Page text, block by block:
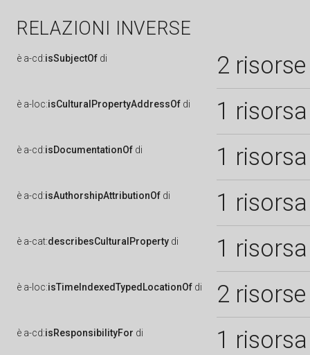
RELAZIONI INVERSE
è a-cd:isSubjectOf di 2 risorse
è a-loc:isCulturalPropertyAddressOf di 1 risorsa
è a-cd:isDocumentationOf di 1 risorsa
è a-cd:isAuthorshipAttributionOf di 1 risorsa
è a-cat:describesCulturalProperty di 1 risorsa
è a-loc:isTimeIndexedTypedLocationOf di 2 risorse
è a-cd:isResponsibilityFor di 1 risorsa